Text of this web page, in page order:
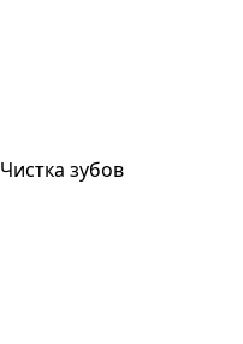
Чистка зубов